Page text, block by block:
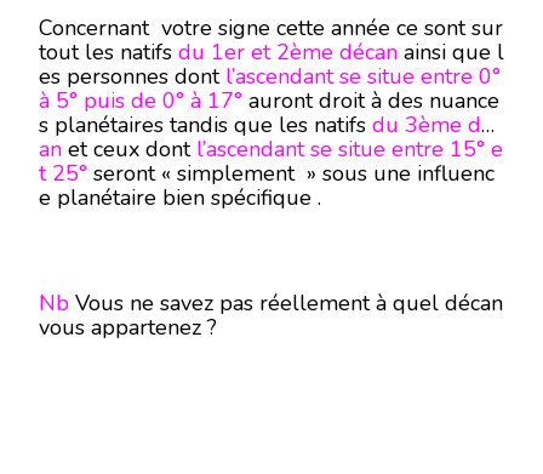
Concernant votre signe cette année ce sont sur
tout les natifs du 1er et 2ème décan ainsi que l
es personnes dont l’ascendant se situe entre 0°
à 5° puis de 0° à 17° auront droit à des nuance
s planétaires tandis que les natifs du 3ème déc
an et ceux dont l’ascendant se situe entre 15° e
t 25° seront « simplement » sous une influenc
e planétaire bien spécifique .
Nb Vous ne savez pas réellement à quel décan
vous appartenez ?